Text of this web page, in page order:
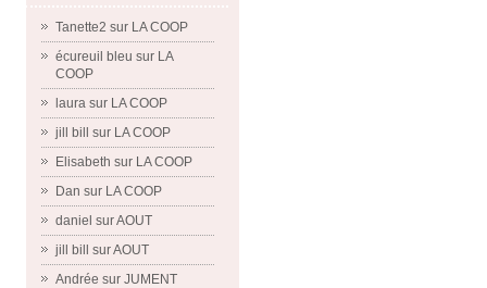
Tanette2 sur LA COOP
écureuil bleu sur LA
COOP
laura sur LA COOP
jill bill
sur LA COOP
Elisabeth sur LA COOP
Dan sur LA COOP
daniel surAOUT
jill bill
surAOUT
Andrée sur JUMENT